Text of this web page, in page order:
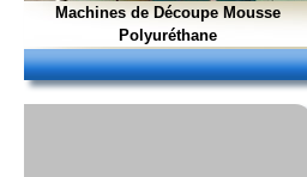
Machines de Découpe Mousse
Polyuréthane